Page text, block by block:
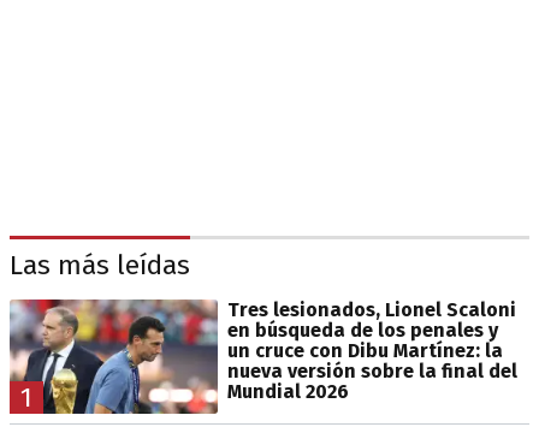
Las más leídas
1
Tres lesionados, Lionel Scaloni
en búsqueda de los penales y
un cruce con Dibu Martínez: la
nueva versión sobre la final del
Mundial 2026